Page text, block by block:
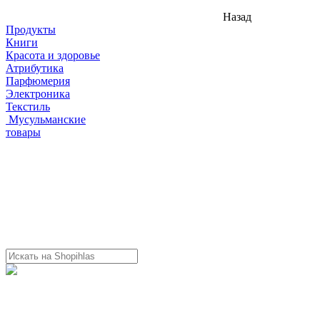
Назад
Продукты
Книги
Красота и здоровье
Атрибутика
Парфюмерия
Электроника
Текстиль
Мусульманские
товары